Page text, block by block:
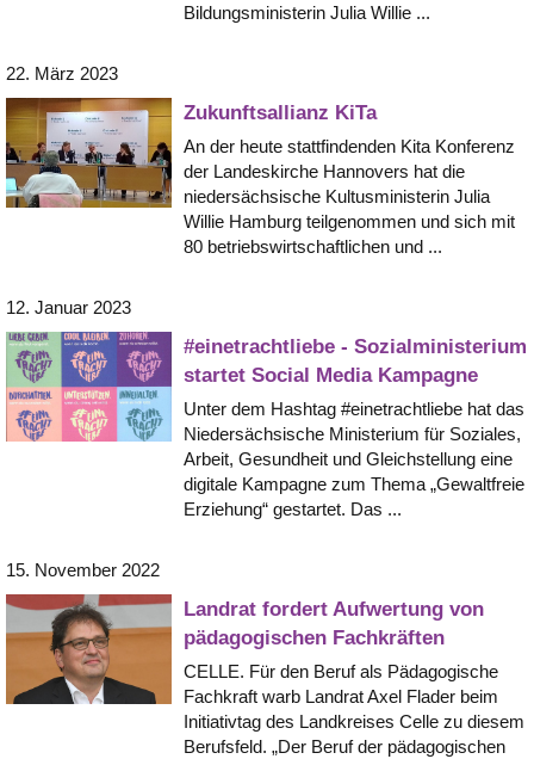
Bildungsministerin Julia Willie ...
22. März 2023
Zukunftsallianz KiTa
An der heute stattfindenden Kita Konferenz
der Landeskirche Hannovers hat die
niedersächsische Kultusministerin Julia
Willie Hamburg teilgenommen und sich mit
80 betriebswirtschaftlichen und ...
12. Januar 2023
#einetrachtliebe - Sozialministerium
startet Social Media Kampagne
Unter dem Hashtag #einetrachtliebe hat das
Niedersächsische Ministerium für Soziales,
Arbeit, Gesundheit und Gleichstellung eine
digitale Kampagne zum Thema „Gewaltfreie
Erziehung“ gestartet. Das ...
15. November 2022
Landrat fordert Aufwertung von
pädagogischen Fachkräften
CELLE. Für den Beruf als Pädagogische
Fachkraft warb Landrat Axel Flader beim
Initiativtag des Landkreises Celle zu diesem
Berufsfeld. „Der Beruf der pädagogischen